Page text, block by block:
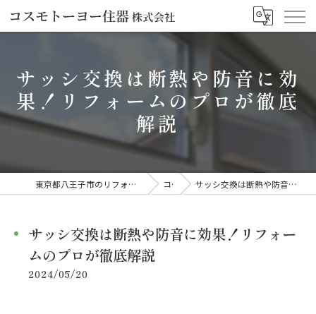
サッシ交換は断熱や防音に効
果！リフォームのプロが徹底
解説
東京都八王子市のリフォームならコスモトーヨー住器株式会社 コラム サッシ交換は断熱や防音に効果！リフォームのプロが徹底解説
サッシ交換は断熱や防音に効果！リフォー
ムのプロが徹底解説
2024/05/20